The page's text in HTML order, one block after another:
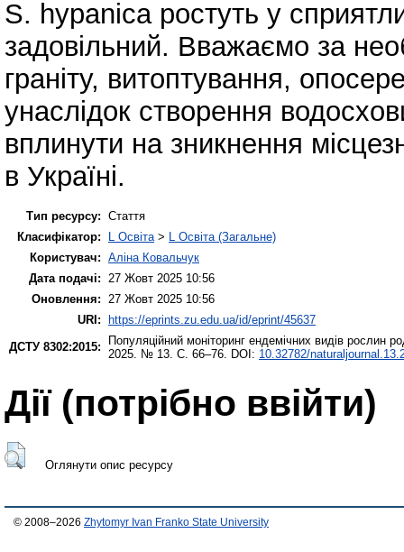
S. hypanica ростуть у
задовільний. Вважаємо за
граніту, витоптування,
унаслідок створення
вплинути на зникнення
в Україні.
Тип ресурсу: Стаття
Класифікатор:
L Освіта > L Освіта (Загальне)
Користувач: Аліна Ковальчук
Дата подачі:
27 Жовт 2025 10:56
Оновлення:
27 Жовт 2025 10:56
URI: https://eprints.zu.edu.ua/id/eprint/45637
ДСТУ 8302:2015:
Популяційний моніторинг ендемічних видів
2025. № 13. С. 66–76. DOI: 10.32782/
Дії ​​(потрібно ввійти)
Оглянути опис ресурсу
© 2008–2026 Zhytomyr Ivan Franko State University